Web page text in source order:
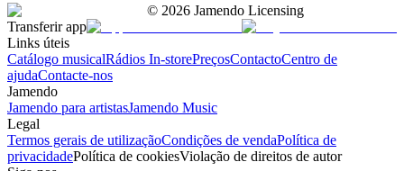
© 2026 Jamendo Licensing
Transferir app
Links úteis
Catálogo musicalRádios In-storePreçosContactoCentro de
ajudaContacte-nos
Jamendo
Jamendo para artistasJamendo Music
Legal
Termos gerais de utilizaçãoCondições de vendaPolítica de
privacidadePolítica de cookiesViolação de direitos de autor